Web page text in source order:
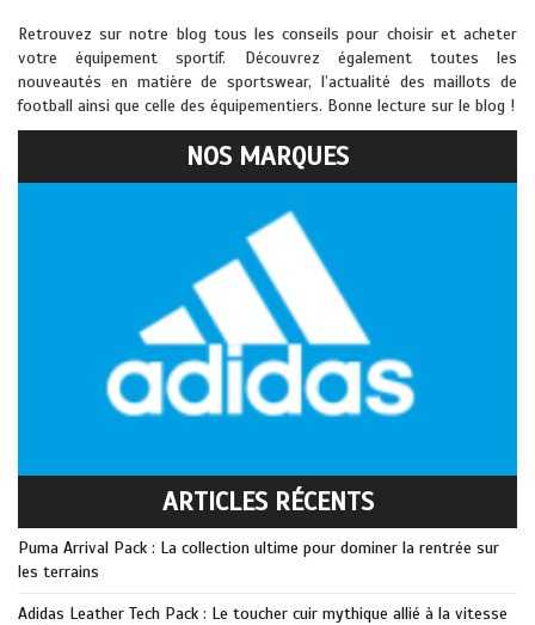
Retrouvez sur notre blog tous les conseils pour choisir et acheter
votre équipement sportif. Découvrez également toutes les
nouveautés en matière de sportswear, l’actualité des maillots de
football ainsi que celle des équipementiers. Bonne lecture sur le blog !
NOS MARQUES
ARTICLES RÉCENTS
Puma Arrival Pack : La collection ultime pour dominer la rentrée sur
les terrains
Adidas Leather Tech Pack : Le toucher cuir mythique allié à la vitesse